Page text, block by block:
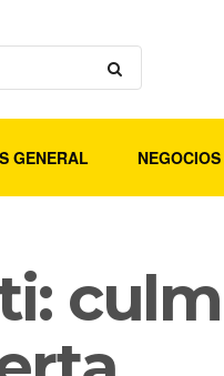
GENERAL NEGOCIOS